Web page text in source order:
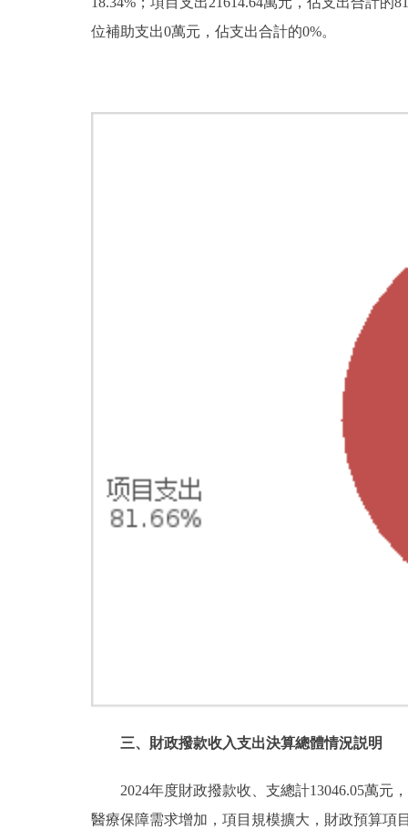
位補助支出0萬元，佔支出合計的0%。
三、財政撥款收入支出決算總體情況説明
2024年度財政撥款收、支總計13046.05萬元
醫療保障需求增加，項目規模擴大，財政預算項